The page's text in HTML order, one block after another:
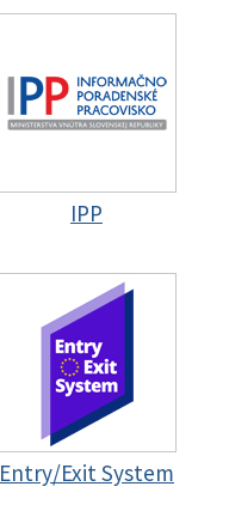
IPP
Entry/Exit System